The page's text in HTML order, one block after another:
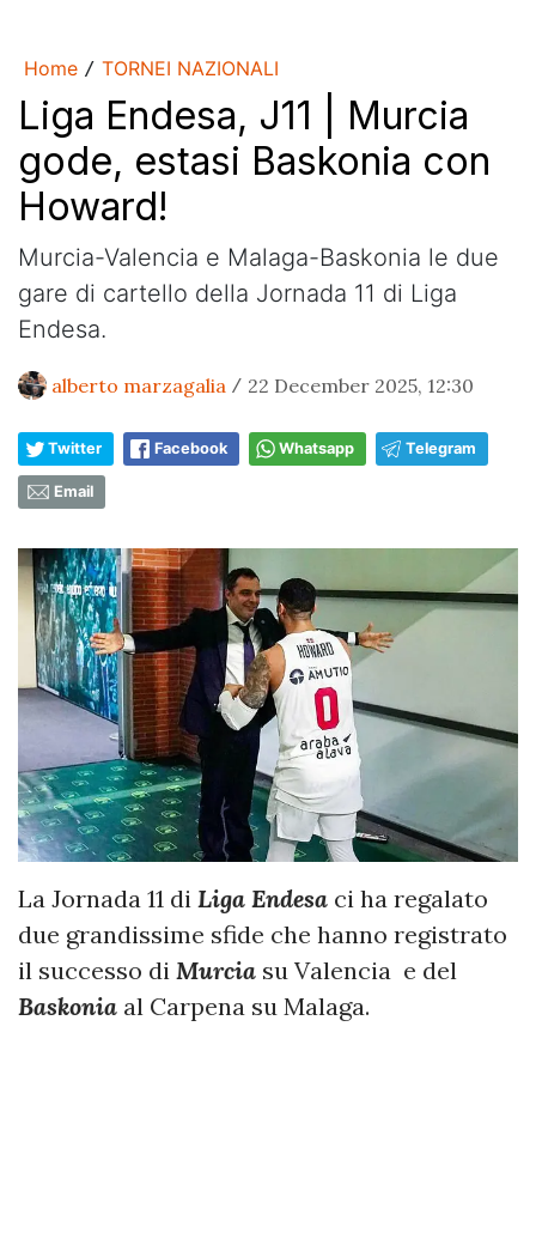
Home / TORNEI NAZIONALI
Liga Endesa, J11 | Murcia
gode, estasi Baskonia con
Howard!
Murcia-Valencia e Malaga-Baskonia le due
gare di cartello della Jornada 11 di Liga
Endesa.
alberto marzagalia / 22 December 2025, 12:30
Twitter Facebook Whatsapp Telegram
Email
La Jornada 11 di Liga Endesa ci ha regalato
due grandissime sfide che hanno registrato
il successo di Murcia su Valencia e del
Baskonia al Carpena su Malaga.